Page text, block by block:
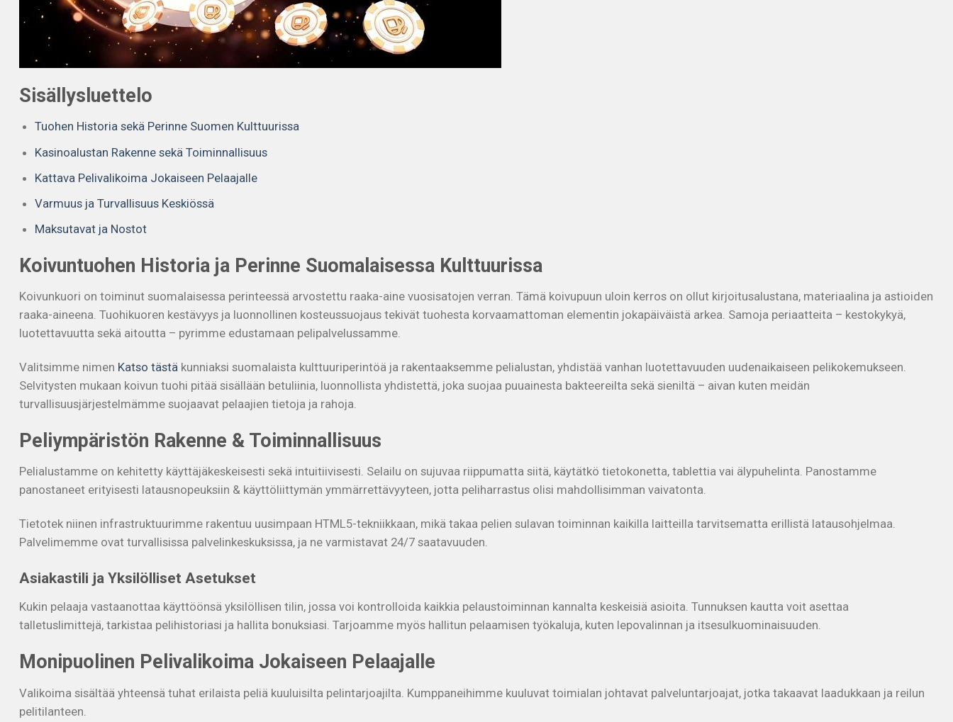
Sisällysluettelo
Tuohen Historia sekä Perinne Suomen Kulttuurissa
Kasinoalustan Rakenne sekä Toiminnallisuus
Kattava Pelivalikoima Jokaiseen Pelaajalle
Varmuus ja Turvallisuus Keskiössä
Maksutavat ja Nostot
Koivuntuohen Historia ja Perinne Suomalaisessa Kulttuurissa
Koivunkuori on toiminut suomalaisessa perinteessä arvostettu raaka-aine vuosisatojen verran. Tämä koivupuun uloin kerros on ollut kirjoitusalustana, materiaalina ja astioiden
raaka-aineena. Tuohikuoren kestävyys ja luonnollinen kosteussuojaus tekivät tuohesta korvaamattoman elementin jokapäiväistä arkea. Samoja periaatteita – kestokykyä,
luotettavuutta sekä aitoutta – pyrimme edustamaan pelipalvelussamme.
Valitsimme nimen Katso tästä kunniaksi suomalaista kulttuuriperintöä ja rakentaaksemme pelialustan, yhdistää vanhan luotettavuuden uudenaikaiseen pelikokemukseen.
Selvitysten mukaan koivun tuohi pitää sisällään betuliinia, luonnollista yhdistettä, joka suojaa puuainesta bakteereilta sekä sieniltä – aivan kuten meidän
turvallisuusjärjestelmämme suojaavat pelaajien tietoja ja rahoja.
Peliympäristön Rakenne & Toiminnallisuus
Pelialustamme on kehitetty käyttäjäkeskeisesti sekä intuitiivisesti. Selailu on sujuvaa riippumatta siitä, käytätkö tietokonetta, tablettia vai älypuhelinta. Panostamme
panostaneet erityisesti latausnopeuksiin & käyttöliittymän ymmärrettävyyteen, jotta peliharrastus olisi mahdollisimman vaivatonta.
Tietotek niinen infrastruktuurimme rakentuu uusimpaan HTML5-tekniikkaan, mikä takaa pelien sulavan toiminnan kaikilla laitteilla tarvitsematta erillistä latausohjelmaa.
Palvelimemme ovat turvallisissa palvelinkeskuksissa, ja ne varmistavat 24/7 saatavuuden.
Asiakastili ja Yksilölliset Asetukset
Kukin pelaaja vastaanottaa käyttöönsä yksilöllisen tilin, jossa voi kontrolloida kaikkia pelaustoiminnan kannalta keskeisiä asioita. Tunnuksen kautta voit asettaa
talletuslimittejä, tarkistaa pelihistoriasi ja hallita bonuksiasi. Tarjoamme myös hallitun pelaamisen työkaluja, kuten lepovalinnan ja itsesulkuominaisuuden.
Monipuolinen Pelivalikoima Jokaiseen Pelaajalle
Valikoima sisältää yhteensä tuhat erilaista peliä kuuluisilta pelintarjoajilta. Kumppaneihimme kuuluvat toimialan johtavat palveluntarjoajat, jotka takaavat laadukkaan ja reilun
pelitilanteen.